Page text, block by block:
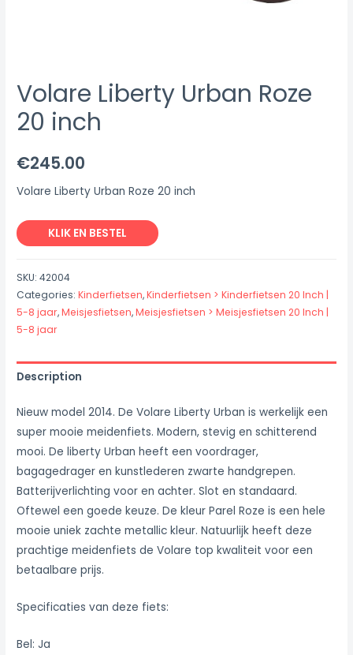
Volare Liberty Urban Roze
20 inch
€245.00
Volare Liberty Urban Roze 20 inch
KLIK EN BESTEL
SKU:42004
Categories:Kinderfietsen,Kinderfietsen > Kinderfietsen 20 Inch |
5-8 jaar,Meisjesfietsen,Meisjesfietsen > Meisjesfietsen 20 Inch |
5-8 jaar
Description
Nieuw model 2014. De Volare Liberty Urban is werkelijk een
super mooie meidenfiets. Modern, stevig en schitterend
mooi. De liberty Urban heeft een voordrager,
bagagedrager en kunstlederen zwarte handgrepen.
Batterijverlichting voor en achter. Slot en standaard.
Oftewel een goede keuze. De kleur Parel Roze is een hele
mooie uniek zachte metallic kleur. Natuurlijk heeft deze
prachtige meidenfiets de Volare top kwaliteit voor een
betaalbare prijs.
Specificaties van deze fiets:
Bel: Ja